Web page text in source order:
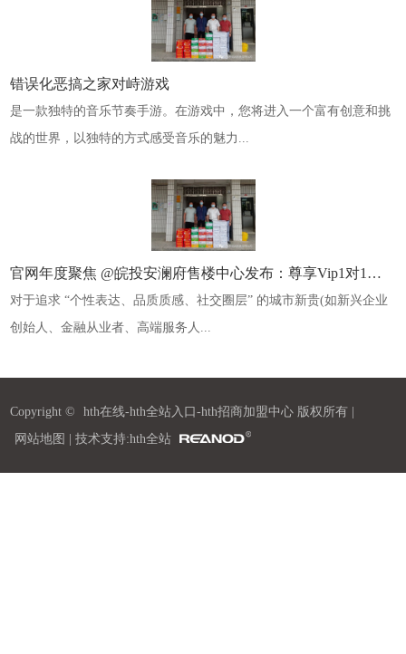
错误化恶搞之家对峙游戏
是一款独特的音乐节奏手游。在游戏中，您将进入一个富有创意和挑
战的世界，以独特的方式感受音乐的魅力...
官网年度聚焦 @皖投安澜府售楼中心发布：尊享Vip1对1专业置业顾问讲解️️看房需要提前电话预约
对于追求 “个性表达、品质质感、社交圈层” 的城市新贵(如新兴企业
创始人、金融从业者、高端服务人...
Copyright © hth在线-hth全站入口-hth招商加盟中心 版权所有 |
网站地图
| 技术支持:hth全站